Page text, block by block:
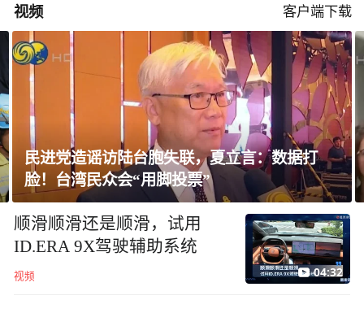
视频 客户端下载
民进党造谣访陆台胞失联，夏立言：数据打
脸！台湾民众会“用脚投票”
顺滑顺滑还是顺滑，试用
ID.ERA 9X驾驶辅助系统
视频 04:32